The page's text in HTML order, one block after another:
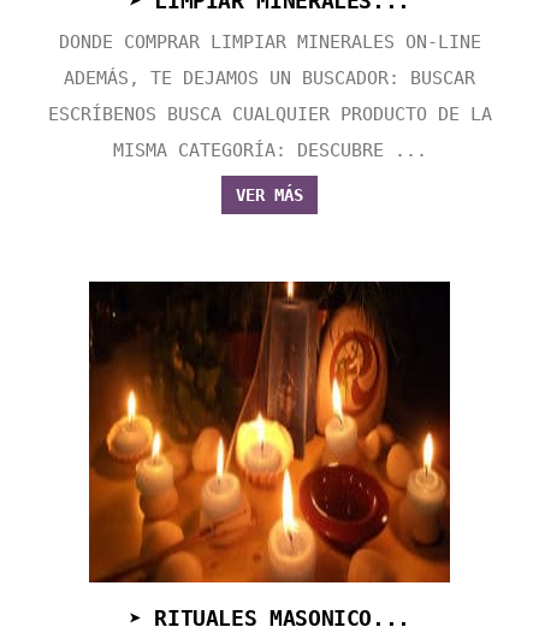
DONDE COMPRAR LIMPIAR MINERALES ON-LINE
ADEMÁS, TE DEJAMOS UN BUSCADOR: BUSCAR
ESCRÍBENOS BUSCA CUALQUIER PRODUCTO DE LA
MISMA CATEGORÍA: DESCUBRE ...
VER MÁS
➤ RITUALES MASONICO...